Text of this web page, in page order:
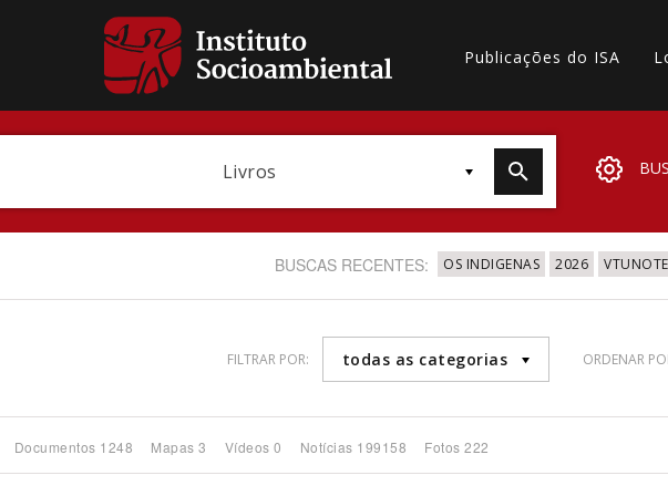
Publicações do ISA
Livros
BUSCAS RECENTES: OS INDIGENAS 2026
FILTRAR POR: todas as categorias ORDENAR
Documentos 1248 Mapas 3 Vídeos 0 Notícias 199158 Fotos 222